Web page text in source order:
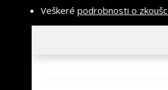
Veškeré podrobnosti o